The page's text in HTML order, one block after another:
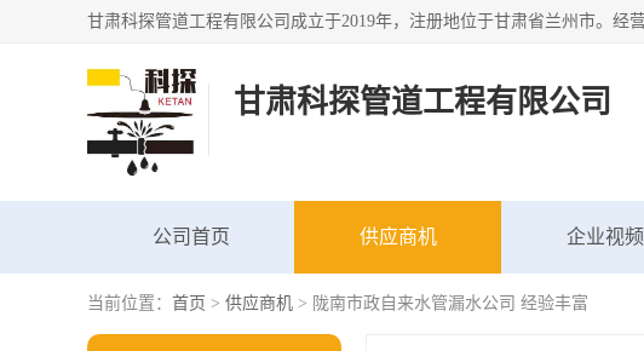
甘肃科探管道工程有限公司
公司首页 供应商机 企业视频
当前位置： 首页 > 供应商机 > 陇南市政自来水管漏水公司 经验丰富